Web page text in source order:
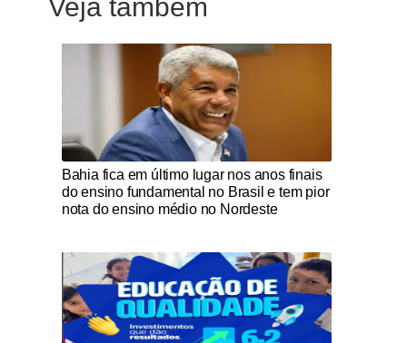
Veja também
Notícias Católicas
Bahia fica em último lugar nos anos finais
do ensino fundamental no Brasil e tem pior
nota do ensino médio no Nordeste